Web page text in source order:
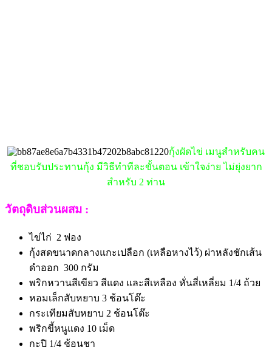
กุ้งผัดไข่ เมนูสำหรับคน
ที่ชอบรับประทานกุ้ง มีวิธีทำทีละขั้นตอน เข้าใจง่าย ไม่ยุ่งยาก
สำหรับ 2 ท่าน
วัตถุดิบส่วนผสม :
ไข่ไก่ 2 ฟอง
กุ้งสดขนาดกลางแกะเปลือก (เหลือหางไว้) ผ่าหลังชักเส้น
ดำออก 300 กรัม
พริกหวานสีเขียว สีแดง และสีเหลือง หั่นสี่เหลี่ยม 1/4 ถ้วย
หอมเล็กสับหยาบ 3 ช้อนโต๊ะ
กระเทียมสับหยาบ 2 ช้อนโต๊ะ
พริกขี้หนูแดง 10 เม็ด
กะปิ 1/4 ช้อนชา